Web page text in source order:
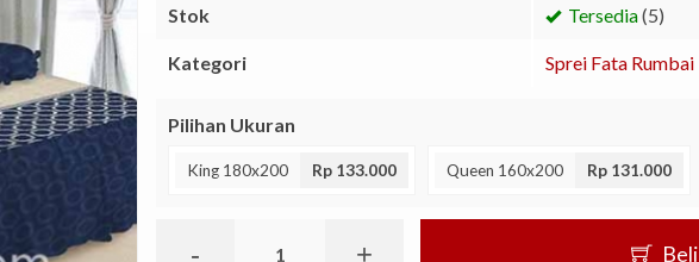
Stok Tersedia(5)
Kategori Sprei Fata Rumbai
Pilihan Ukuran
King 180x200 Rp 133.000 Queen 160x200 Rp 131.000
- + Beli